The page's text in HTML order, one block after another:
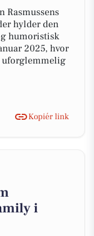
Rasmussens
hylder den
humoristisk
2025, hvor
uforglemmelig
Kopiér link
i